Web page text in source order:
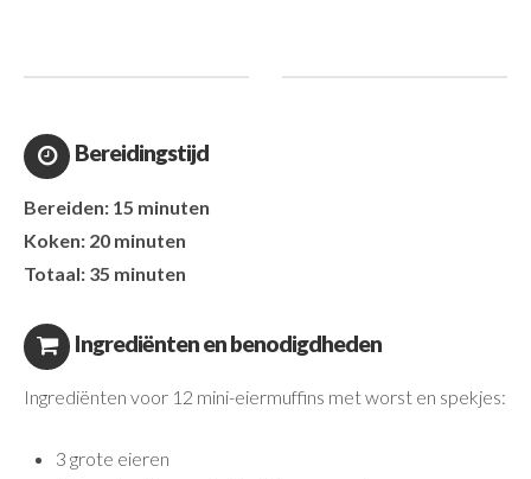
Bereidingstijd
Bereiden: 15 minuten
Koken: 20 minuten
Totaal: 35 minuten
Ingrediënten en benodigdheden
Ingrediënten voor 12 mini-eiermuffins met worst en spekjes:
3 grote eieren